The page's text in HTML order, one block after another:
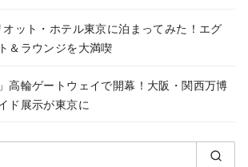
オット・ホテル東京に泊まってみた！エグ
＆ラウンジを大満喫
高輪ゲートウェイで開幕！大阪・関西万博
ド展示が東京に